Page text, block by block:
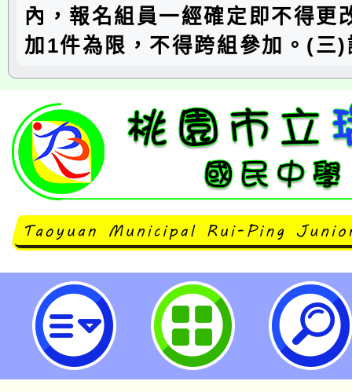
內，報名組員一經確定即不得更
加1件為限，不得跨組參加。(三)
「115年數位素養優良教案徵選」
立瑞坪國民中學